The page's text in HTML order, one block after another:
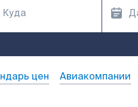
цен Авиакомпании